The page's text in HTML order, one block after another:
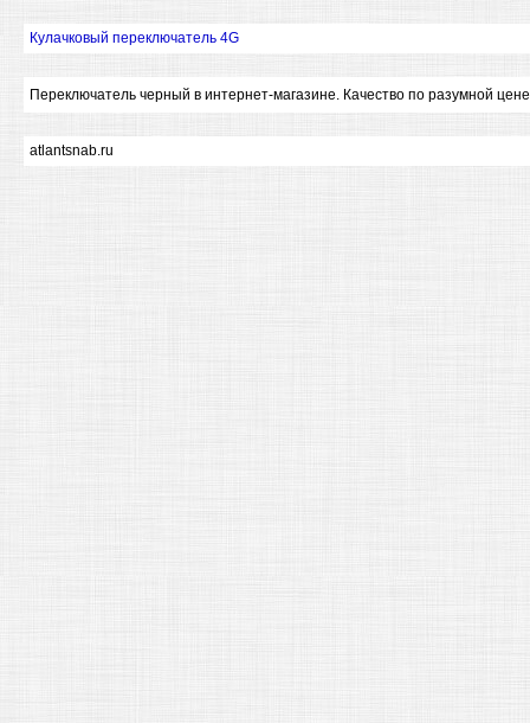
Кулачковый переключатель 4G
Переключатель черный в интернет-магазине. Качество по разумной
atlantsnab.ru